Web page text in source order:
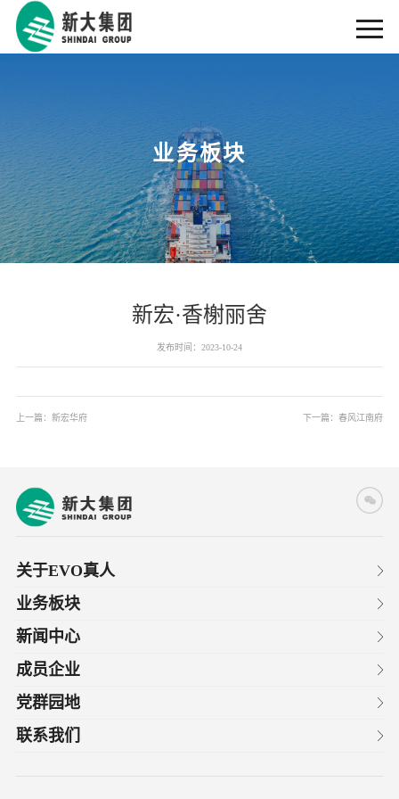
业务板块
新宏·香榭丽舍
发布时间：2023-10-24
上一篇： 新宏华府 下一篇：春风江南府
关于EVO真人
业务板块
新闻中心
成员企业
党群园地
联系我们